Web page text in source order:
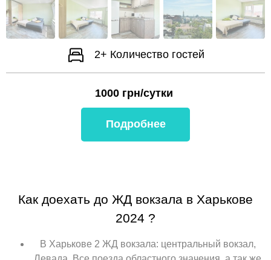
2+ Количество гостей
1000 грн/сутки
Подробнее
Как доехать до ЖД вокзала в Харькове
2024 ?
В Харькове 2 ЖД вокзала: центральный вокзал,